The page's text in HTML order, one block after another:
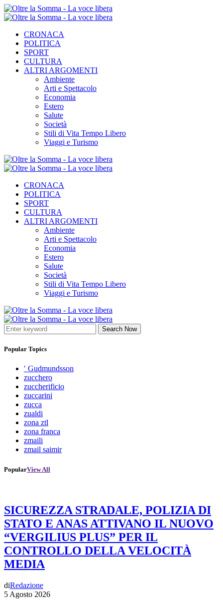
CRONACA
POLITICA
SPORT
CULTURA
ALTRI ARGOMENTI
Ambiente
Arti e Spettacolo
Economia
Estero
Salute
Società
Stili di Vita Tempo Libero
Viaggi e Turismo
CRONACA
POLITICA
SPORT
CULTURA
ALTRI ARGOMENTI
Ambiente
Arti e Spettacolo
Economia
Estero
Salute
Società
Stili di Vita Tempo Libero
Viaggi e Turismo
Search Now
Popular Topics
′ Gudmundsson
zucchero
zuccherificio
zuccarini
zucca
zualdi
zona ztl
zona franca
zmaili
zmail saimir
PopularView All
SICUREZZA STRADALE, POLIZIA DI
STATO E ANAS ATTIVANO IL NUOVO
“VERGILIUS PLUS” PER IL
CONTROLLO DELLA VELOCITÀ
MEDIA
diRedazione
5 Agosto 2026